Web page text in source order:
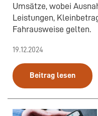
Umsätze, wobei
Leistungen,
Fahrausweise gelten.
19.12.2024
Beitrag lesen